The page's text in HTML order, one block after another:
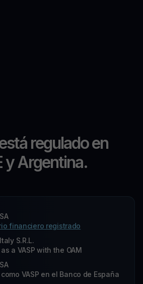
regulado en
y Argentina.
financiero registrado
S.R.L.
a VASP with the OAM
VASP en el Banco de España